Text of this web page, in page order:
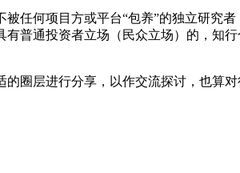
任何项目方或平台“包养”的独立研究
普通投资者立场（民众立场）的，知
圈层进行分享，以作交流探讨，也算对